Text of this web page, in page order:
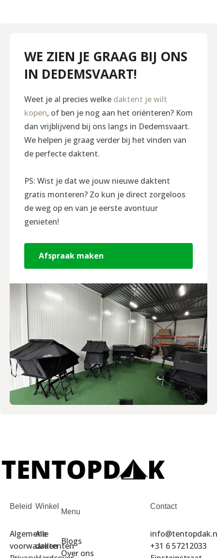
WE ZIEN JE GRAAG BIJ ONS
IN DEDEMSVAART!
Weet je al precies welke daktent je wilt
kopen, of ben je nog aan het oriënteren? Kom
dan vrijblijvend bij ons langs in Dedemsvaart.
We helpen je graag verder bij het vinden van
de perfecte daktent.
PS: Wist je dat we jouw nieuwe daktent
gratis monteren? Zo kun je direct zorgeloos
de weg op en van je eerste avontuur
genieten!
Afspraak maken
Beleid
Algemene
voorwaarden
Winkel
Alle
daktenten
Menu
Blogs
Over ons
Contact
+31 6 57212033